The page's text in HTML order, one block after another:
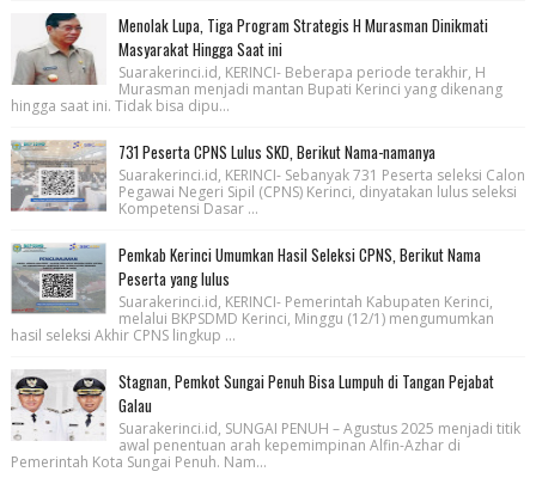
Menolak Lupa, Tiga Program Strategis H Murasman Dinikmati
Masyarakat Hingga Saat ini
Suarakerinci.id, KERINCI- Beberapa periode terakhir, H
Murasman menjadi mantan Bupati Kerinci yang dikenang
hingga saat ini. Tidak bisa dipu...
731 Peserta CPNS Lulus SKD, Berikut Nama-namanya
Suarakerinci.id, KERINCI- Sebanyak 731 Peserta seleksi Calon
Pegawai Negeri Sipil (CPNS) Kerinci, dinyatakan lulus seleksi
Kompetensi Dasar ...
Pemkab Kerinci Umumkan Hasil Seleksi CPNS, Berikut Nama
Peserta yang lulus
Suarakerinci.id, KERINCI- Pemerintah Kabupaten Kerinci,
melalui BKPSDMD Kerinci, Minggu (12/1) mengumumkan
hasil seleksi Akhir CPNS lingkup ...
Stagnan, Pemkot Sungai Penuh Bisa Lumpuh di Tangan Pejabat
Galau
Suarakerinci.id, SUNGAI PENUH – Agustus 2025 menjadi titik
awal penentuan arah kepemimpinan Alfin-Azhar di
Pemerintah Kota Sungai Penuh. Nam...